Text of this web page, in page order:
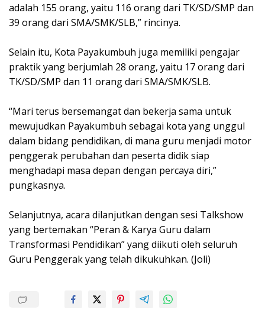
adalah 155 orang, yaitu 116 orang dari TK/SD/SMP dan
39 orang dari SMA/SMK/SLB,” rincinya.
Selain itu, Kota Payakumbuh juga memiliki pengajar
praktik yang berjumlah 28 orang, yaitu 17 orang dari
TK/SD/SMP dan 11 orang dari SMA/SMK/SLB.
“Mari terus bersemangat dan bekerja sama untuk
mewujudkan Payakumbuh sebagai kota yang unggul
dalam bidang pendidikan, di mana guru menjadi motor
penggerak perubahan dan peserta didik siap
menghadapi masa depan dengan percaya diri,”
pungkasnya.
Selanjutnya, acara dilanjutkan dengan sesi Talkshow
yang bertemakan “Peran & Karya Guru dalam
Transformasi Pendidikan” yang diikuti oleh seluruh
Guru Penggerak yang telah dikukuhkan. (Joli)